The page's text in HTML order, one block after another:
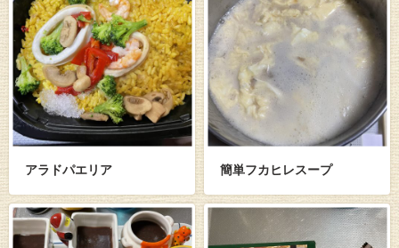
アラドパエリア 簡単フカヒレスープ